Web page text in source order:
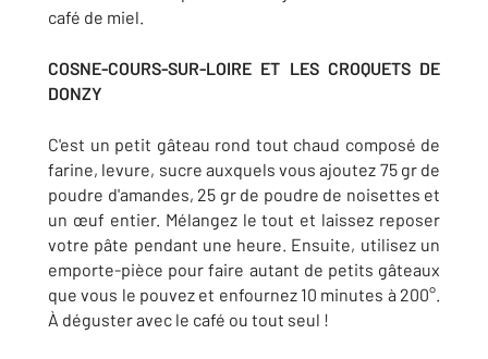
café de miel.
COSNE-COURS-SUR-LOIRE ET LES CROQUETS DE
DONZY
C'est un petit gâteau rond tout chaud composé de
farine, levure, sucre auxquels vous ajoutez 75 gr de
poudre d'amandes, 25 gr de poudre de noisettes et
un œuf entier. Mélangez le tout et laissez reposer
votre pâte pendant une heure. Ensuite, utilisez un
emporte-pièce pour faire autant de petits gâteaux
que vous le pouvez et enfournez 10 minutes à 200°.
À déguster avec le café ou tout seul !